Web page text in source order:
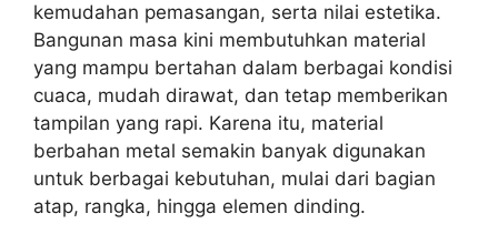
kemudahan pemasangan, serta nilai estetika.
Bangunan masa kini membutuhkan material
yang mampu bertahan dalam berbagai kondisi
cuaca, mudah dirawat, dan tetap memberikan
tampilan yang rapi. Karena itu, material
berbahan metal semakin banyak digunakan
untuk berbagai kebutuhan, mulai dari bagian
atap, rangka, hingga elemen dinding.